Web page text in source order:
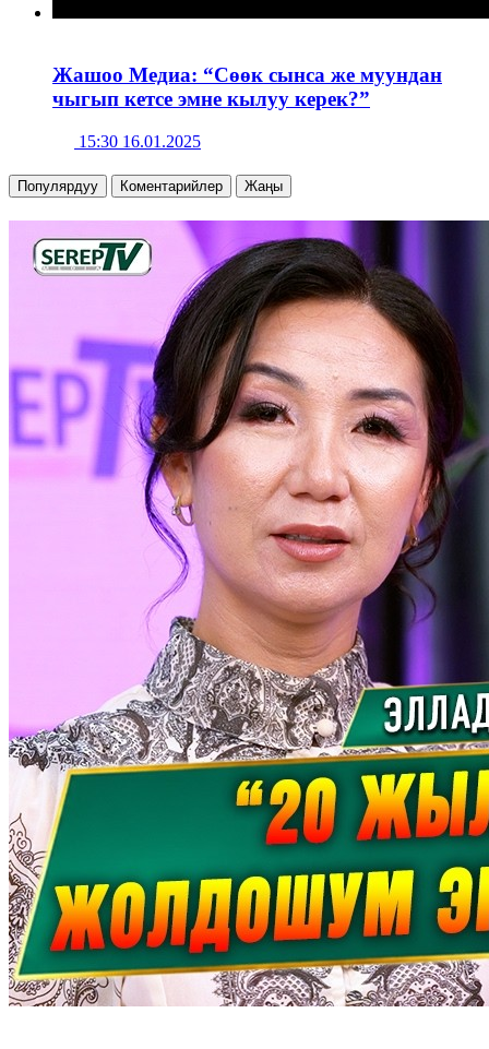
Жашоо Медиа: “Сөөк сынса же муундан
чыгып кетсе эмне кылуу керек?”
15:30 16.01.2025
Популярдуу Коментарийлер Жаңы